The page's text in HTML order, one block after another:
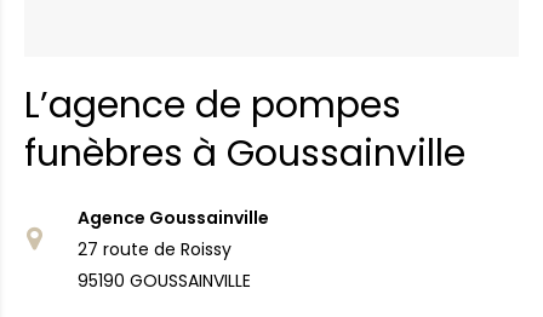
L’agence de pompes
funèbres à Goussainville
Agence Goussainville
27 route de Roissy
95190 GOUSSAINVILLE